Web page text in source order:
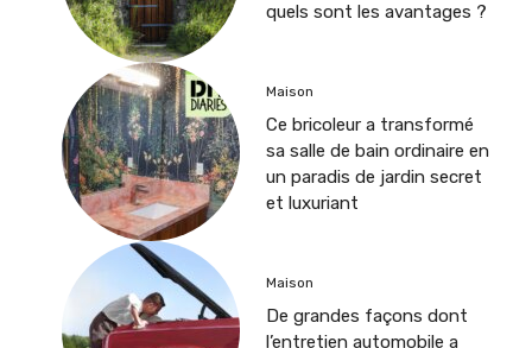
quels sont les avantages ?
Maison
Ce bricoleur a transformé
sa salle de bain ordinaire en
un paradis de jardin secret
et luxuriant
Maison
De grandes façons dont
l’entretien automobile a